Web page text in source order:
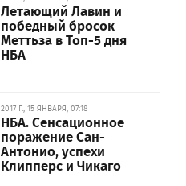
Летающий Лавин и
победный бросок
Меттьза в Топ-5 дня
НБА
2017 Г., 15 ЯНВАРЯ, 07:18
НБА. Сенсационное
поражение Сан-
Антонио, успехи
Клипперс и Чикаго